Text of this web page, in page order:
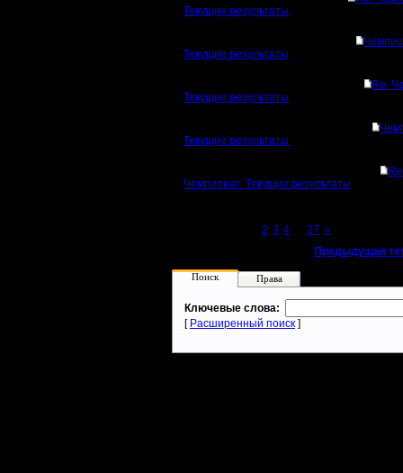
Текущие результаты
Текущие результаты
Re:
Текущие результаты
Текущие результаты
Чемпионат. Текущие результаты
2 3 4 27 »
Предыдущая
Поиск Права
Ключевые слова:
[ Расширенный поиск ]